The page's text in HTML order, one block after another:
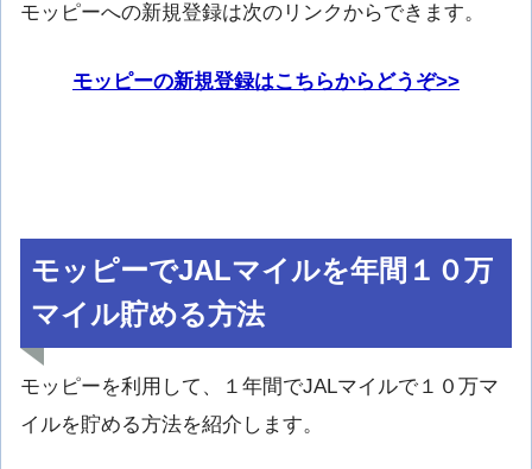
モッピーへの新規登録は次のリンクからできます。
モッピーの新規登録はこちらからどうぞ>>
モッピーでJALマイルを年間１０万
マイル貯める方法
モッピーを利用して、１年間でJALマイルで１０万マ
イルを貯める方法を紹介します。